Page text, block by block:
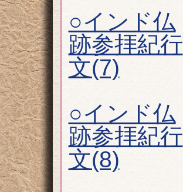
○インド仏
跡参拝紀行
文(7)
○インド仏
跡参拝紀行
文(8)